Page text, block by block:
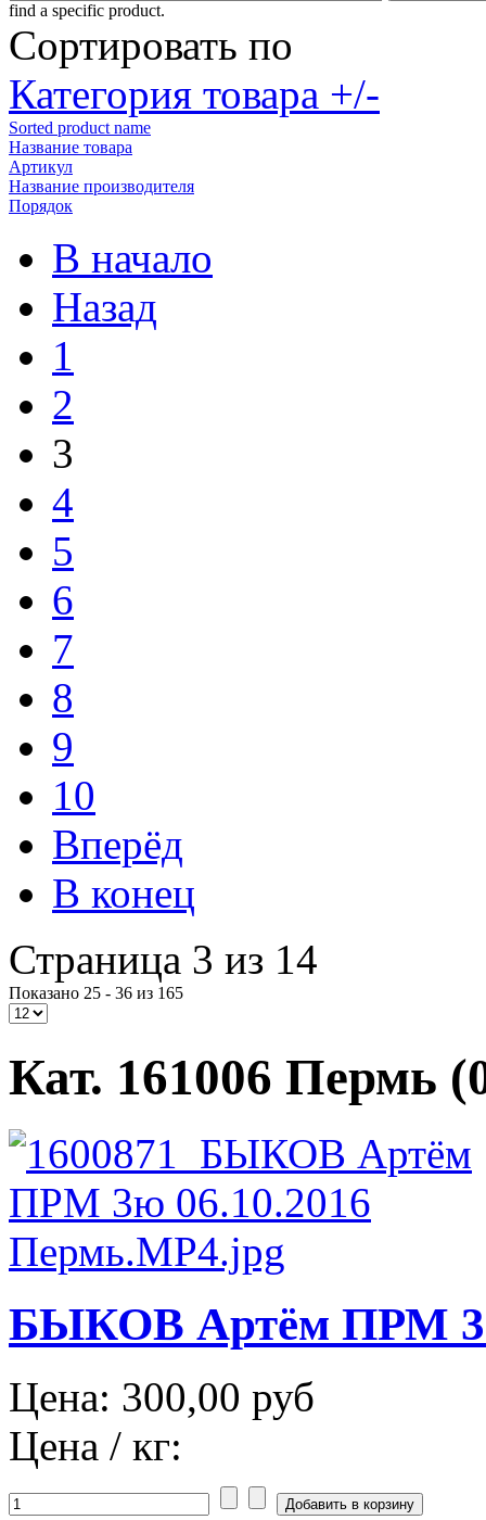
find a specific product.
Сортировать по
Категория товара +/-
Sorted product name
Название товара
Артикул
Название производителя
Порядок
В начало
Назад
1
2
3
4
5
6
7
8
9
10
Вперёд
В конец
Страница 3 из 14
Показано 25 - 36 из 165
Кат. 161006 Пермь
БЫКОВ Артём ПРМ
Цена: 300,00 руб
Цена / кг: